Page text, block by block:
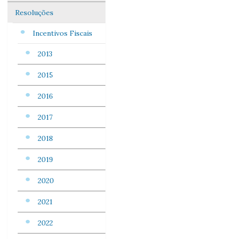
Resoluções
Incentivos Fiscais
2013
2015
2016
2017
2018
2019
2020
2021
2022